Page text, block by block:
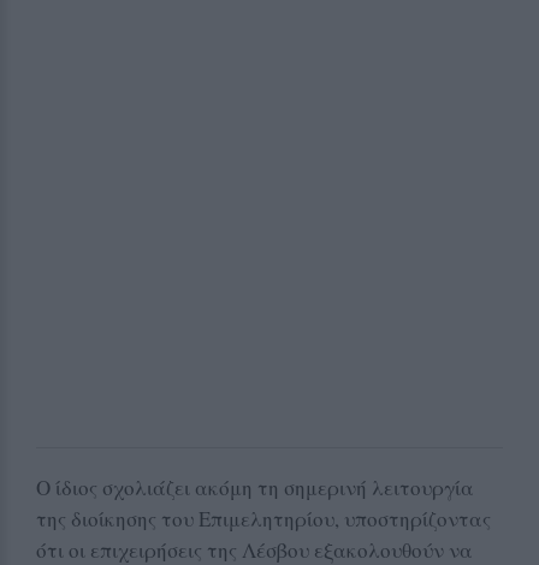
Ο ίδιος σχολιάζει ακόμη τη σημερινή λειτουργία
της διοίκησης του Επιμελητηρίου, υποστηρίζοντας
ότι οι επιχειρήσεις της Λέσβου εξακολουθούν να